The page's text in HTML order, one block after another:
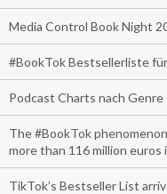
Media Control Book Night
#BookTok Bestsellerliste
Podcast Charts nach Genre
The #BookTok
more than 116 million euros
TikTok’s Bestseller List